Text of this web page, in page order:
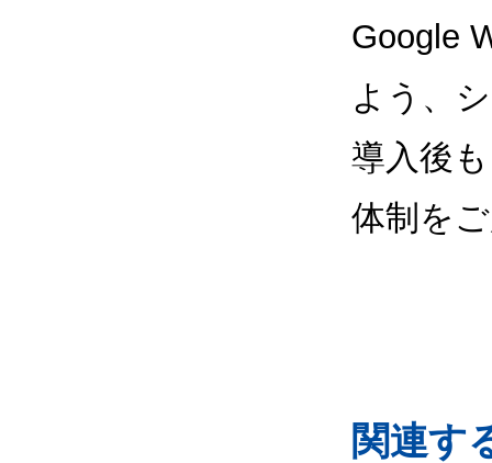
Google
よう、
導入後
体制を
関連す